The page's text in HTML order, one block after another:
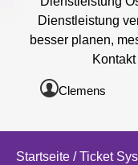
Dienstleistung
besser planen,
Clemens
Startseite / Ticket